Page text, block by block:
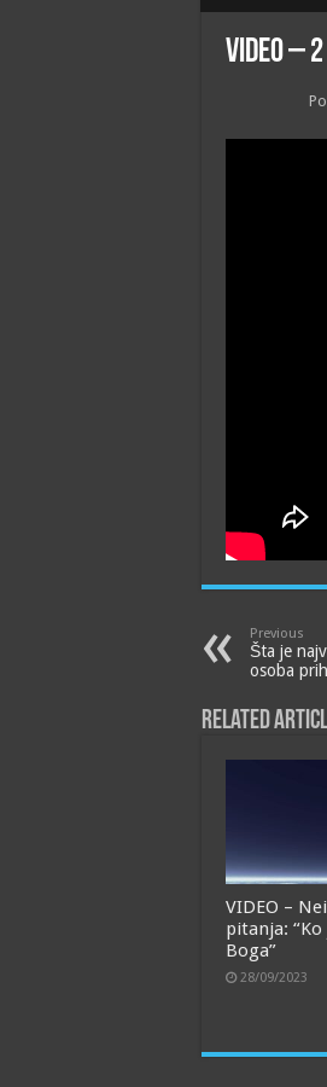
VIDEO –
Previous
Šta je
osoba
Related
VIDEO –
pitanja:
Boga”
28/09/2023